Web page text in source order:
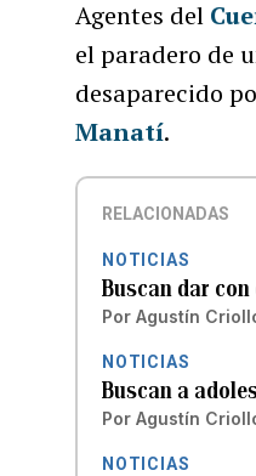
Agentes del
el paradero de
desaparecido
Manatí.
RELACIONADAS
NOTICIAS
Buscan dar
Por Agustín
NOTICIAS
Buscan a
Por Agustín
NOTICIAS